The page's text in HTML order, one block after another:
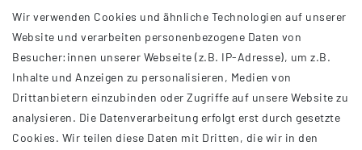
INFORMATIONEN
Wir verwenden Cookies und ähnliche Technologien auf unserer
Website und verarbeiten personenbezogene Daten von
Besucher:innen unserer Webseite (z.B. IP-Adresse), um z.B.
Inhalte und Anzeigen zu personalisieren, Medien von
Drittanbietern einzubinden oder Zugriffe auf unsere Website zu
analysieren. Die Datenverarbeitung erfolgt erst durch gesetzte
Cookies. Wir teilen diese Daten mit Dritten, die wir in den